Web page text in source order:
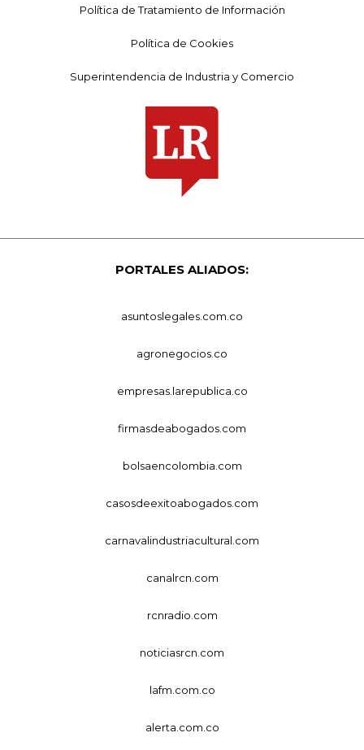
Política de Tratamiento de Información
Política de Cookies
Superintendencia de Industria y Comercio
PORTALES ALIADOS:
asuntoslegales.com.co
agronegocios.co
empresas.larepublica.co
firmasdeabogados.com
bolsaencolombia.com
casosdeexitoabogados.com
carnavalindustriacultural.com
canalrcn.com
rcnradio.com
noticiasrcn.com
lafm.com.co
alerta.com.co